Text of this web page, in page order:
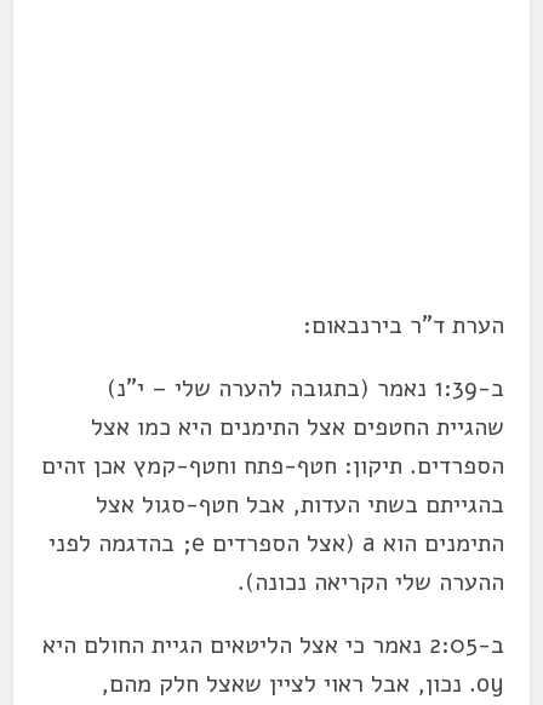
הערת ד"ר בירנבאום:
ב-1:39 נאמר (בתגובה להערה שלי – י"נ)
שהגיית החטפים אצל התימנים היא כמו אצל
הספרדים. תיקון: חטף-פתח וחטף-קמץ אכן זהים
בהגייתם בשתי העדות, אבל חטף-סגול אצל
התימנים הוא a (אצל הספרדים e; בהדגמה לפני
ההערה שלי הקריאה נכונה).
ב-2:05 נאמר כי אצל הליטאים הגיית החולם היא
oy. נכון, אבל ראוי לציין שאצל חלק מהם,